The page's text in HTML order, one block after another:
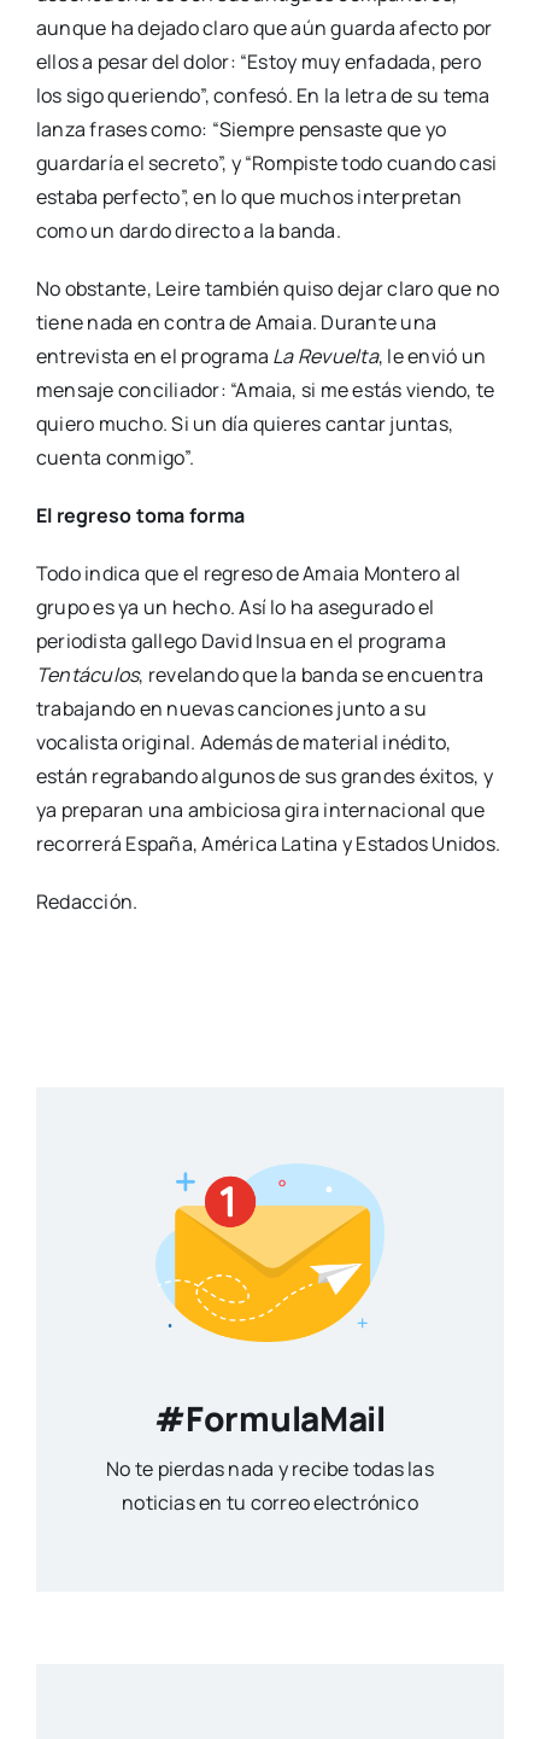
aunque ha dejado claro que aún guarda afecto por
ellos a pesar del dolor: “Estoy muy enfadada, pero
los sigo queriendo”, confesó. En la letra de su tema
lanza frases como: “Siempre pensaste que yo
guardaría el secreto”, y “Rompiste todo cuando casi
estaba perfecto”, en lo que muchos interpretan
como un dardo directo a la banda.
No obstante, Leire también quiso dejar claro que no
tiene nada en contra de Amaia. Durante una
entrevista en el programa La Revuelta, le envió un
mensaje conciliador: “Amaia, si me estás viendo, te
quiero mucho. Si un día quieres cantar juntas,
cuenta conmigo”.
El regreso toma forma
Todo indica que el regreso de Amaia Montero al
grupo es ya un hecho. Así lo ha asegurado el
periodista gallego David Insua en el programa
Tentáculos, revelando que la banda se encuentra
trabajando en nuevas canciones junto a su
vocalista original. Además de material inédito,
están regrabando algunos de sus grandes éxitos, y
ya preparan una ambiciosa gira internacional que
recorrerá España, América Latina y Estados Unidos.
Redacción.
#FormulaMail
No te pierdas nada y recibe todas las
noticias en tu correo electrónico